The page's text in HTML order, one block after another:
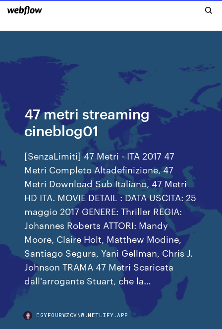
47 metri streaming
cineblog01
[SenzaLimiti] 47 Metri - ITA 2017 47
Metri Completo Altadefinizione, 47
Metri Download Sub Italiano, 47 Metri
HD ITA. MOVIE DETAIL : DATA USCITA: 25
maggio 2017 GENERE: Thriller REGIA:
Johannes Roberts ATTORI: Mandy
Moore, Claire Holt, Matthew Modine,
Santiago Segura, Yani Gellman, Chris J.
Johnson TRAMA 47 Metri Scaricata
dall'arrogante Stuart, che la…
EGYFOURWZCVNW.NETLIFY.APP